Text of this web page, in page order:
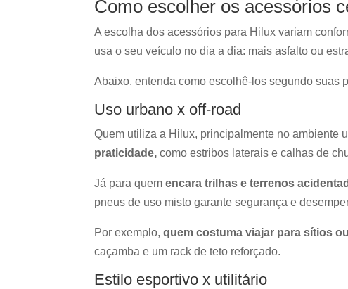
Como escolher os acessórios
A escolha dos acessórios para Hilux variam
usa o seu veículo no dia a dia: mais asfalto ou
Abaixo, entenda como escolhê-los segundo suas
Uso urbano x off-road
Quem utiliza a Hilux, principalmente no ambiente
praticidade, como estribos laterais e calhas de
Já para quemencara trilhas e terrenos
pneus de uso misto garante segurança e
Por exemplo,quem costuma viajar para sítios
caçamba e um rack de teto reforçado.
Estilo esportivo x utilitário